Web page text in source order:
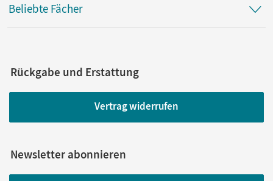
Beliebte Fächer
Rückgabe und Erstattung
Vertrag widerrufen
Newsletter abonnieren